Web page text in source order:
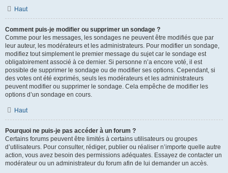
Haut
Comment puis-je modifier ou supprimer un sondage ?
Comme pour les messages, les sondages ne peuvent être modifiés que par
leur auteur, les modérateurs et les administrateurs. Pour modifier un sondage,
modifiez tout simplement le premier message du sujet car le sondage est
obligatoirement associé à ce dernier. Si personne n’a encore voté, il est
possible de supprimer le sondage ou de modifier ses options. Cependant, si
des votes ont été exprimés, seuls les modérateurs et les administrateurs
peuvent modifier ou supprimer le sondage. Cela empêche de modifier les
options d’un sondage en cours.
Haut
Pourquoi ne puis-je pas accéder à un forum ?
Certains forums peuvent être limités à certains utilisateurs ou groupes
d’utilisateurs. Pour consulter, rédiger, publier ou réaliser n’importe quelle autre
action, vous avez besoin des permissions adéquates. Essayez de contacter un
modérateur ou un administrateur du forum afin de lui demander un accès.